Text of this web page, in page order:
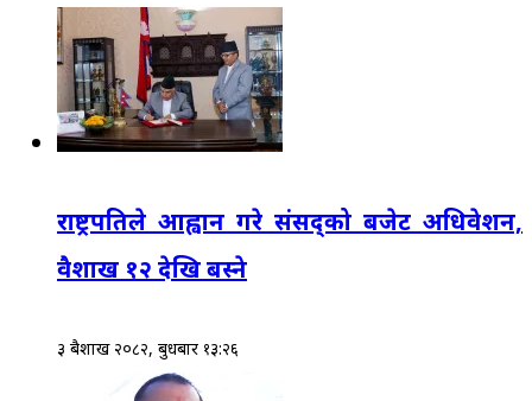
राष्ट्रपतिले आह्वान गरे संसद्‌को बजेट अधिवेशन,
वैशाख १२ देखि बस्ने
३ बैशाख २०८२, बुधबार १३:२६